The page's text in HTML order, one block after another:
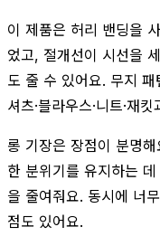
이 제품은 허리 밴딩을
었고, 절개선이 시선을
도 줄 수 있어요. 무지
셔츠·블라우스·니트·재
롱 기장은 장점이 분명
한 분위기를 유지하는
을 줄여줘요. 동시에 너
점도 있어요.